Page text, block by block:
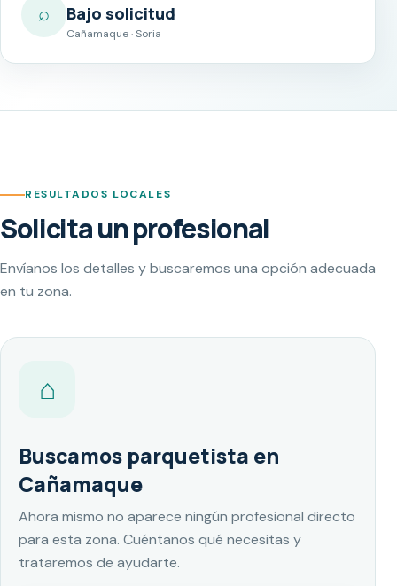
⌕ Bajo solicitud
Cañamaque · Soria
RESULTADOS LOCALES
Solicita un profesional
Envíanos los detalles y buscaremos una opción adecuada
en tu zona.
⌂
Buscamos parquetista en
Cañamaque
Ahora mismo no aparece ningún profesional directo
para esta zona. Cuéntanos qué necesitas y
trataremos de ayudarte.